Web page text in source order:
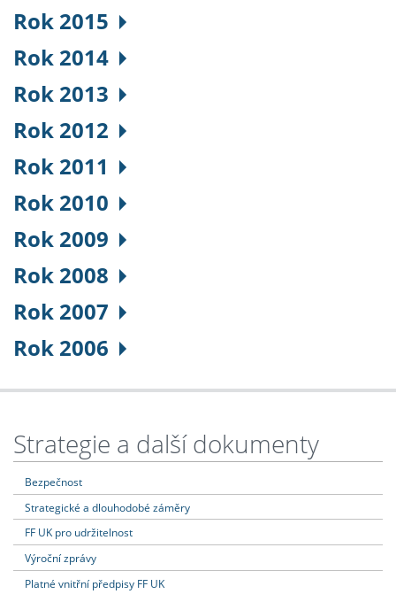
Rok 2015
Rok 2014
Rok 2013
Rok 2012
Rok 2011
Rok 2010
Rok 2009
Rok 2008
Rok 2007
Rok 2006
Strategie a další dokumenty
Bezpečnost
Strategické a dlouhodobé záměry
FF UK pro udržitelnost
Výroční zprávy
Platné vnitřní předpisy FF UK